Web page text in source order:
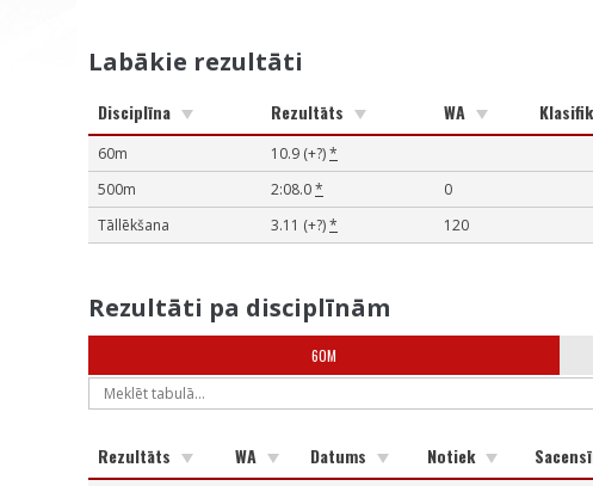
Labākie rezultāti
Disciplīna Rezultāts WA
60m 10.9 (+?)*
500m
2:08.0* 0
Tāllēkšana
3.11 (+?)* 120
Rezultāti pa disciplīnām
60M
Rezultāts WA Datums Notiek